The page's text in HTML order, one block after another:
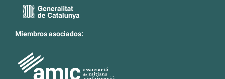
Miembros asociados: